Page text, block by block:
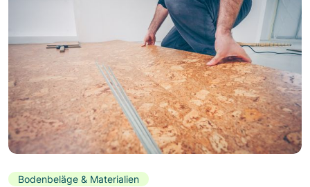
Bodenbeläge & Materialien